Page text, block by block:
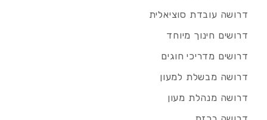
דרושה עובדת סוציאלית
דרושים חינוך מיוחד
דרושים מדריכי חוגים
דרושה מבשלת למעון
דרושה מנהלת מעון